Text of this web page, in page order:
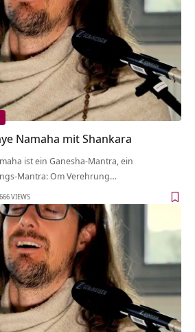
Namaha mit Shankara
ist ein Ganesha-Mantra, ein
Mantra: Om Verehrung…
666 VIEWS